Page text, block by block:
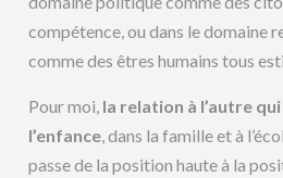
compétence, ou dans le domaine
comme des êtres humains tous
Pour moi, la relation à l’autre
l’enfance, dans la famille et à
passe de la position haute à la